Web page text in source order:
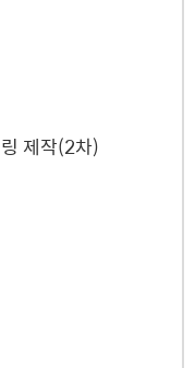
제작(2차)